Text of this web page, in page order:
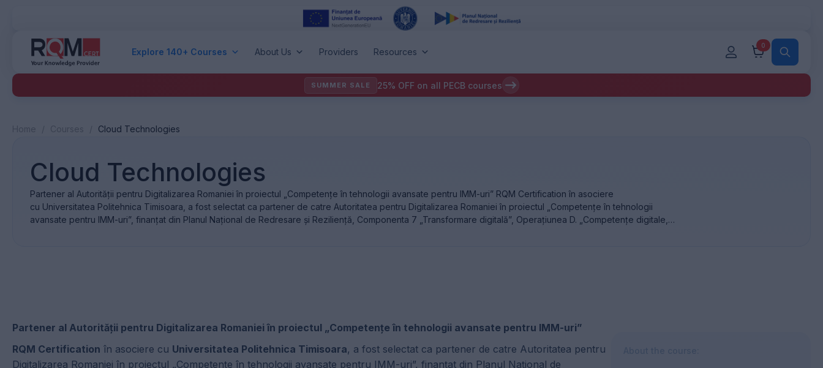
Explore 140+ Courses About Us Providers Resources
0
SUMMER SALE 25% OFF on all PECB courses
Cloud Technologies
Cloud Technologies
Partener al Autorității pentru Digitalizarea Romaniei în proiectul „Competențe în tehnologii avansate pentru IMM-uri” RQM Certification în asociere
cu Universitatea Politehnica Timisoara, a fost selectat ca partener de catre Autoritatea pentru Digitalizarea Romaniei în proiectul „Competențe în tehnologii
avansate pentru IMM-uri”, finanțat din Planul Național de Redresare și Reziliență, Componenta 7 „Transformare digitală”, Operațiunea D. „Competențe digitale,
Partener al Autorității pentru Digitalizarea Romaniei în proiectul „Competențe în tehnologii avansate pentru IMM-uri”
RQM Certification în asociere cu Universitatea Politehnica Timisoara, a fost selectat ca partener de catre Autoritatea pentru
Digitalizarea Romaniei în proiectul „Competențe în tehnologii avansate pentru IMM-uri”, finanțat din Planul Național de